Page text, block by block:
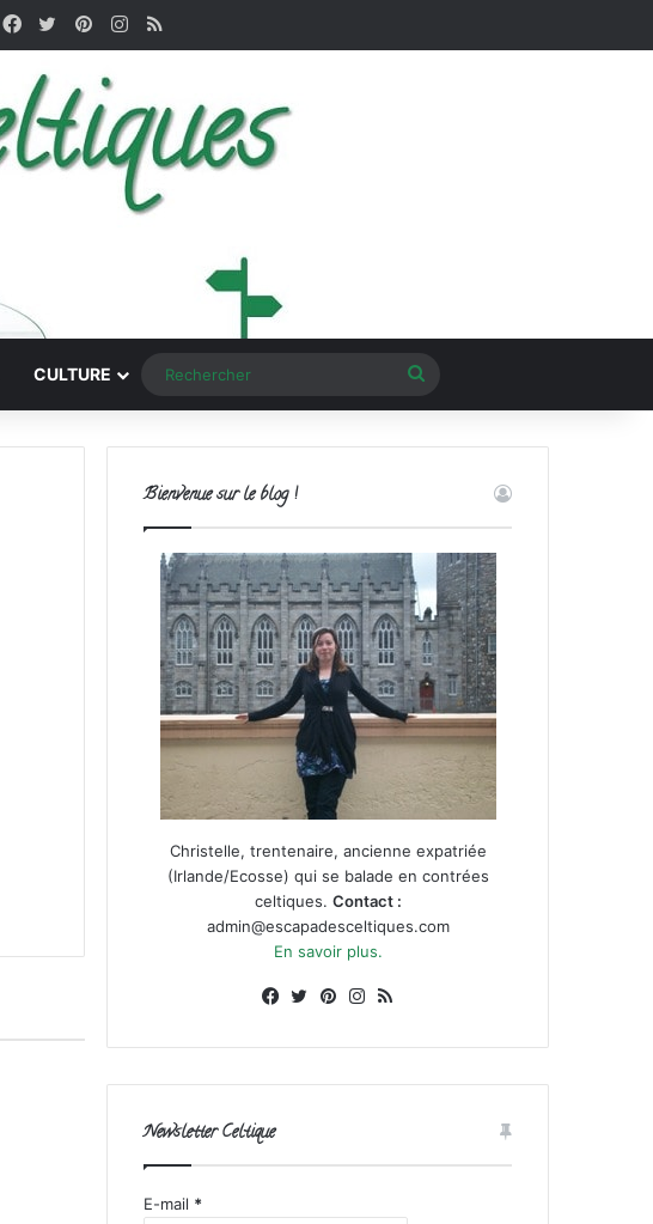
FacebookPinterestInstagram
RSS
CULTURE
Bienvenue sur le blog !
Christelle, trentenaire, ancienne expatriée
(Irlande/Ecosse) qui se balade en contrées
celtiques. Contact :
admin@escapadesceltiques.com
En savoir plus.
Facebook
X PinterestInstagram
Newsletter Celtique
E-mail *